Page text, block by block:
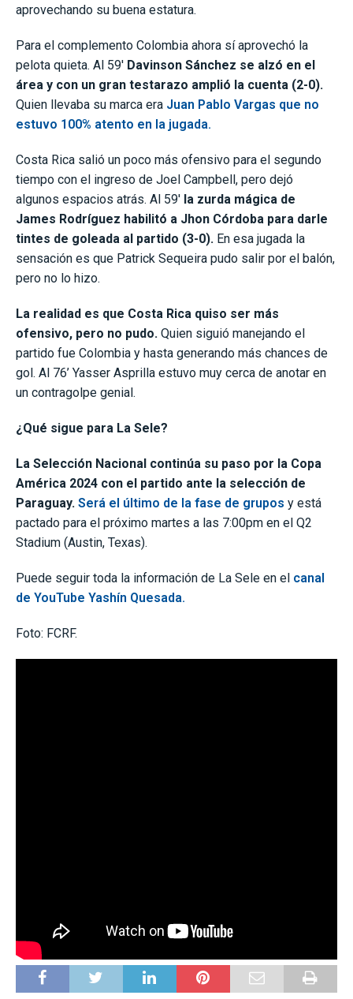
aprovechando su buena estatura.
Para el complemento Colombia ahora sí aprovechó la
pelota quieta. Al 59′ Davinson Sánchez se alzó en el
área y con un gran testarazo amplió la cuenta (2-0).
Quien llevaba su marca era Juan Pablo Vargas que no
estuvo 100% atento en la jugada.
Costa Rica salió un poco más ofensivo para el segundo
tiempo con el ingreso de Joel Campbell, pero dejó
algunos espacios atrás. Al 59′ la zurda mágica de
James Rodríguez habilitó a Jhon Córdoba para darle
tintes de goleada al partido (3-0). En esa jugada la
sensación es que Patrick Sequeira pudo salir por el balón,
pero no lo hizo.
La realidad es que Costa Rica quiso ser más
ofensivo, pero no pudo. Quien siguió manejando el
partido fue Colombia y hasta generando más chances de
gol. Al 76’ Yasser Asprilla estuvo muy cerca de anotar en
un contragolpe genial.
¿Qué sigue para La Sele?
La Selección Nacional continúa su paso por la Copa
América 2024 con el partido ante la selección de
Paraguay. Será el último de la fase de grupos y está
pactado para el próximo martes a las 7:00pm en el Q2
Stadium (Austin, Texas).
Puede seguir toda la información de La Sele en el canal
de YouTube Yashín Quesada.
Foto: FCRF.